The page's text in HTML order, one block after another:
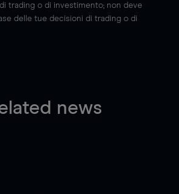
trading o di investimento; non deve
delle tue decisioni di trading o di
news